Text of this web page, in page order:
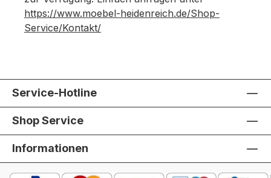
https://www.moebel-heidenreich.de/Shop-
Service/Kontakt/
Service-Hotline
Shop Service
Informationen